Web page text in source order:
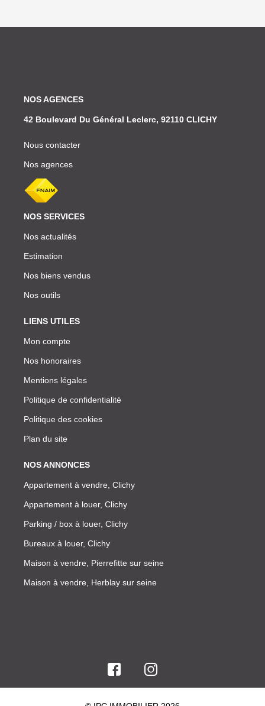
NOS AGENCES
42 Boulevard Du Général Leclerc, 92110 CLICHY
Nous contacter
Nos agences
NOS SERVICES
Nos actualités
Estimation
Nos biens vendus
Nos outils
LIENS UTILES
Mon compte
Nos honoraires
Mentions légales
Politique de confidentialité
Politique des cookies
Plan du site
NOS ANNONCES
Appartement à vendre, Clichy
Appartement à louer, Clichy
Parking / box à louer, Clichy
Bureaux à louer, Clichy
Maison à vendre, Pierrefitte sur seine
Maison à vendre, Herblay sur seine